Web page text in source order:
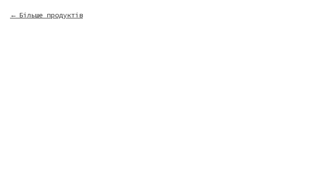
Більше продуктів